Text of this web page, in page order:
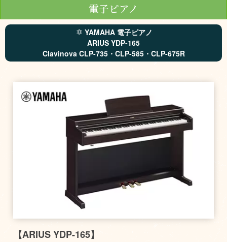
電子ピアノ
YAMAHA 電子ピアノ
ARIUS YDP-165
Clavinova CLP-735・CLP-585・CLP-675R
【ARIUS YDP-165】